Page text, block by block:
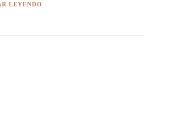
LEYENDO